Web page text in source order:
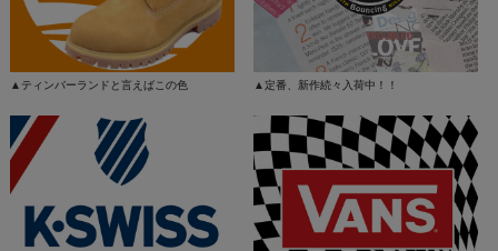
▲ティンバーランドと言えばこの色 ▲定番、新作続々入荷中！！